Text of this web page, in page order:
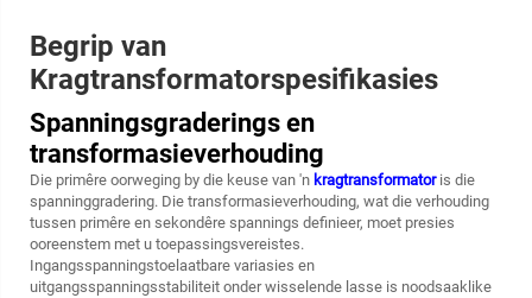
Begrip van
Kragtransformatorspesifikasies
Spanningsgraderings en
transformasieverhouding
Die primêre oorweging by die keuse van 'n kragtransformator is die
spanninggradering. Die transformasieverhouding, wat die verhouding
tussen primêre en sekondêre spannings definieer, moet presies
ooreenstem met u toepassingsvereistes.
Ingangsspanningstoelaatbare variasies en
uitgangsspanningsstabiliteit onder wisselende lasse is noodsaaklike